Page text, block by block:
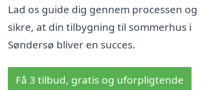
Lad os guide dig gennem processen og
sikre, at din tilbygning til sommerhus i
Søndersø bliver en succes.
Få 3 tilbud, gratis og uforpligtende